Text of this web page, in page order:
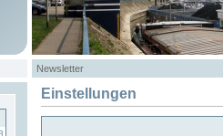
Newsletter
Einstellungen